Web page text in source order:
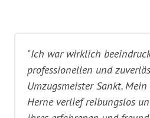
"Ich war wirklich
professionellen und
Umzugsmeister Sankt.
Herne verlief reibungslos